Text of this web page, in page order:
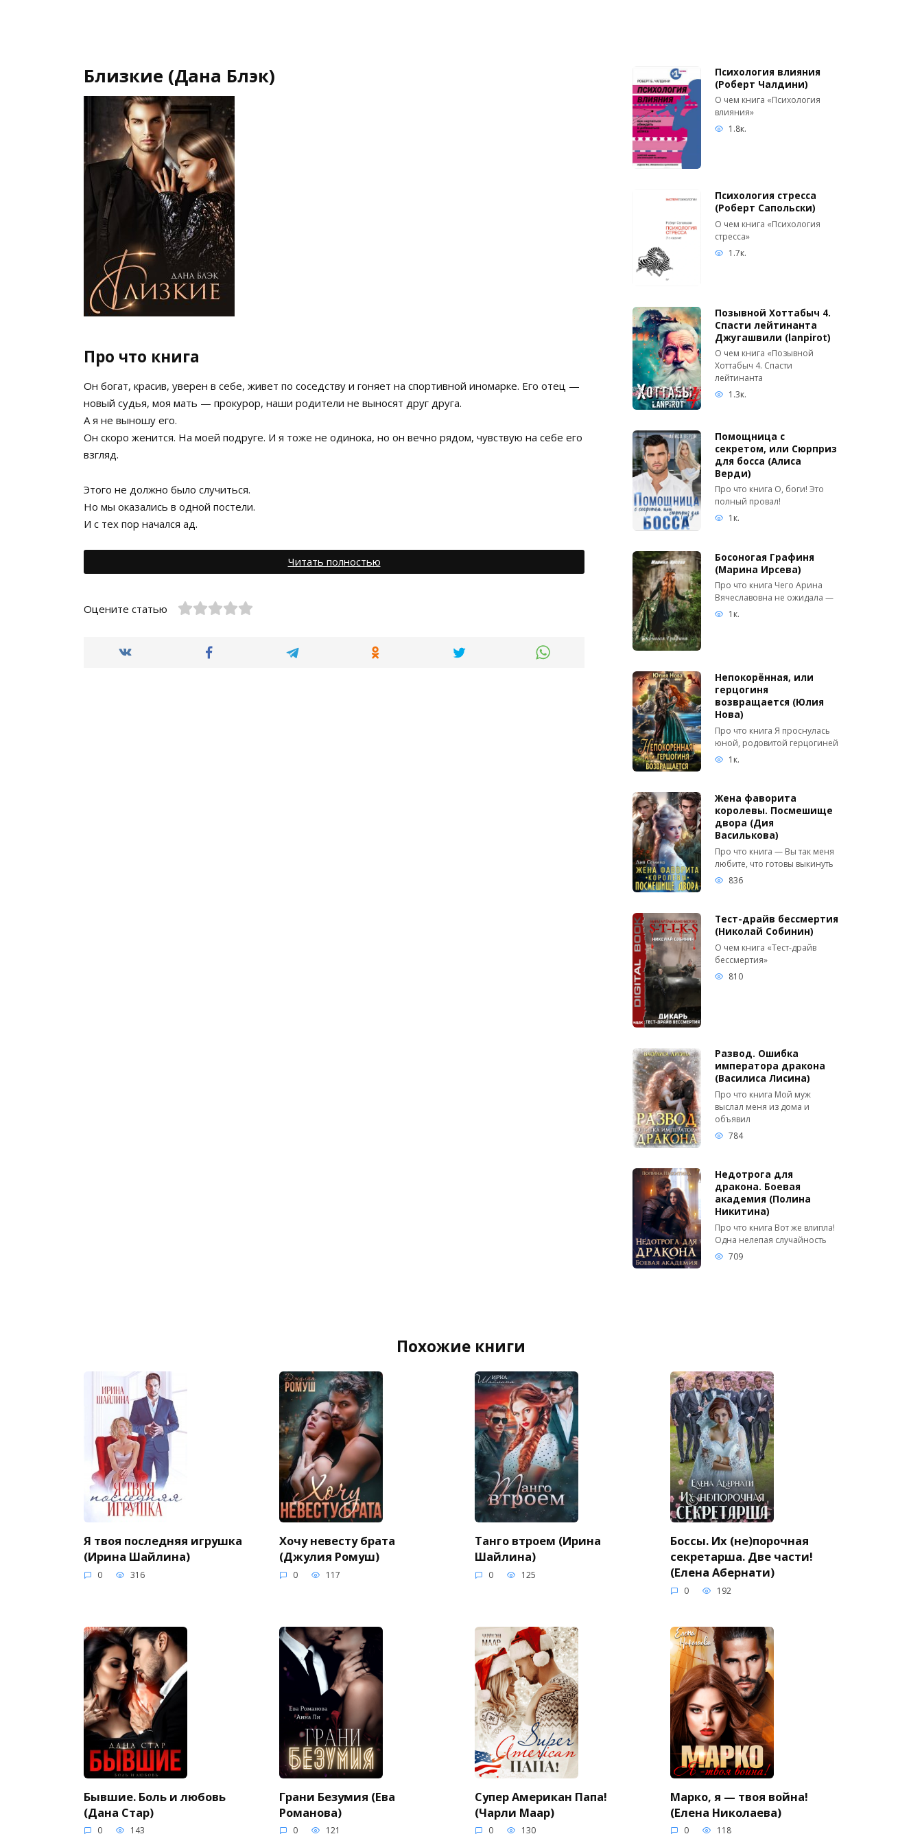
Близкие (Дана Блэк)
Про что книга
Он богат, красив, уверен в себе, живет по соседству и гоняет на спортивной иномарке. Его отец —
новый судья, моя мать — прокурор, наши родители не выносят друг друга.
А я не выношу его.
Он скоро женится. На моей подруге. И я тоже не одинока, но он вечно рядом, чувствую на себе его
взгляд.
Этого не должно было случиться.
Но мы оказались в одной постели.
И с тех пор начался ад.
Читать полностью
Оцените статью
Психология влияния
(Роберт Чалдини)
О чем книга «Психология
влияния»
1.8к.
Психология стресса
(Роберт Сапольски)
О чем книга «Психология
стресса»
1.7к.
Позывной Хоттабыч 4.
Спасти лейтинанта
Джугашвили (lanpirot)
О чем книга «Позывной
Хоттабыч 4. Спасти
лейтинанта
1.3к.
Помощница с
секретом, или Сюрприз
для босса (Алиса
Верди)
Про что книга О, боги! Это
полный провал!
1к.
Босоногая Графиня
(Марина Ирсева)
Про что книга Чего Арина
Вячеславовна не ожидала —
1к.
Непокорённая, или
герцогиня
возвращается (Юлия
Нова)
Про что книга Я проснулась
юной, родовитой герцогиней
1к.
Жена фаворита
королевы. Посмешище
двора (Дия
Василькова)
Про что книга — Вы так меня
любите, что готовы выкинуть
836
Тест-драйв бессмертия
(Николай Собинин)
О чем книга «Тест-драйв
бессмертия»
810
Развод. Ошибка
императора дракона
(Василиса Лисина)
Про что книга Мой муж
выслал меня из дома и
объявил
784
Недотрога для
дракона. Боевая
академия (Полина
Никитина)
Про что книга Вот же влипла!
Одна нелепая случайность
709
Похожие книги
Я твоя последняя игрушка
(Ирина Шайлина)
0 316
Хочу невесту брата
(Джулия Ромуш)
0 117
Танго втроем (Ирина
Шайлина)
0 125
Боссы. Их (не)порочная
секретарша. Две части!
(Елена Абернати)
0 192
Бывшие. Боль и любовь
(Дана Стар)
0 143
Грани Безумия (Ева
Романова)
0 121
Супер Американ Папа!
(Чарли Маар)
0 130
Марко, я — твоя война!
(Елена Николаева)
0 118